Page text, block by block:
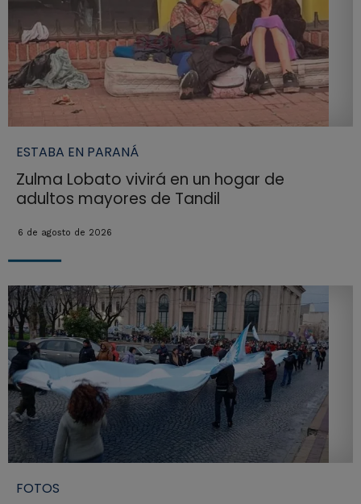
ESTABA EN PARANÁ
Zulma Lobato vivirá en un hogar de
adultos mayores de Tandil
6 de agosto de 2026
FOTOS